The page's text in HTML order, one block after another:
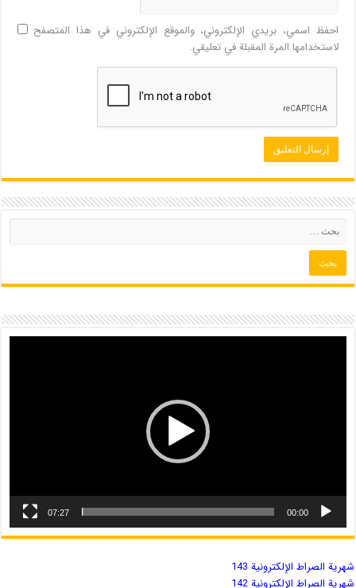
احفظ اسمي، بريدي الإلكتروني، والموقع الإلكتروني في هذا المتصفح
لاستخدامها المرة المقبلة في تعليقي.
00:00
07:27
شهریة الصراط الإلكترونية 143
شهریة الصراط الإلكترونية 142